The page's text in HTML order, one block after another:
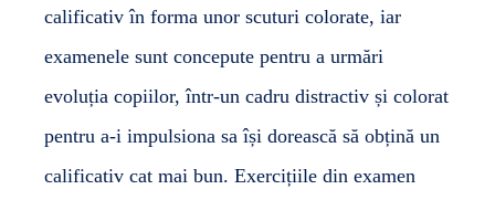
calificativ în forma unor scuturi colorate, iar
examenele sunt concepute pentru a urmări
evoluția copiilor, într-un cadru distractiv și colorat
pentru a-i impulsiona sa își dorească să obțină un
calificativ cat mai bun. Exercițiile din examen